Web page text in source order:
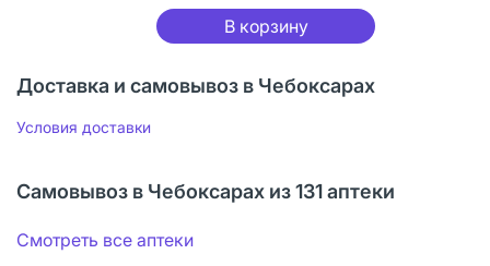
В корзину
Доставка и самовывоз в Чебоксарах
Условия доставки
Самовывоз в Чебоксарах из 131 аптеки
Смотреть все аптеки